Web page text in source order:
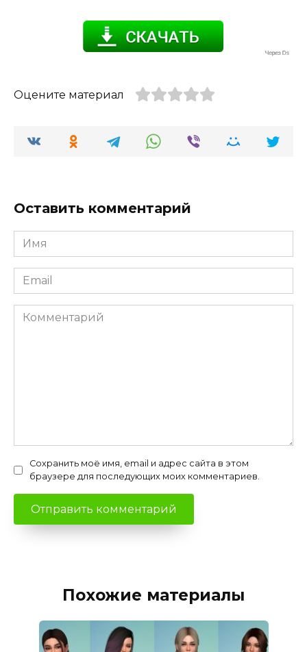
Оцените материал
Оставить комментарий
Имя
*
Email
*
Комментарий
Сохранить моё имя, email и адрес сайта в этом
браузере для последующих моих комментариев.
Похожие материалы